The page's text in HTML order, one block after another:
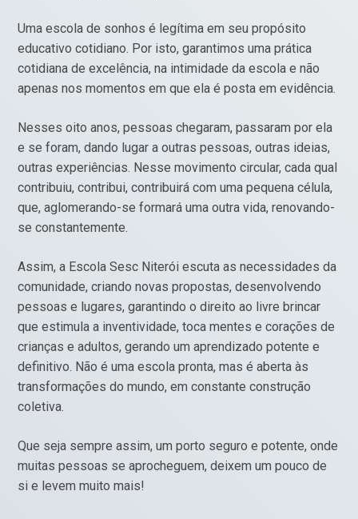
Uma escola de sonhos é legítima em seu propósito
educativo cotidiano. Por isto, garantimos uma prática
cotidiana de excelência, na intimidade da escola e não
apenas nos momentos em que ela é posta em evidência.
Nesses oito anos, pessoas chegaram, passaram por ela
e se foram, dando lugar a outras pessoas, outras ideias,
outras experiências. Nesse movimento circular, cada qual
contribuiu, contribui, contribuirá com uma pequena célula,
que, aglomerando-se formará uma outra vida, renovando-
se constantemente.
Assim, a Escola Sesc Niterói escuta as necessidades da
comunidade, criando novas propostas, desenvolvendo
pessoas e lugares, garantindo o direito ao livre brincar
que estimula a inventividade, toca mentes e corações de
crianças e adultos, gerando um aprendizado potente e
definitivo. Não é uma escola pronta, mas é aberta às
transformações do mundo, em constante construção
coletiva.
Que seja sempre assim, um porto seguro e potente, onde
muitas pessoas se aprocheguem, deixem um pouco de
si e levem muito mais!